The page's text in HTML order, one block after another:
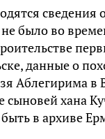
сведения
было во
данные о
Аблегирима
сыновей хана
в архиве